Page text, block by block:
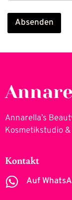
Absenden
Annarella’s
Kosmetikstudio
Kontakt
Auf